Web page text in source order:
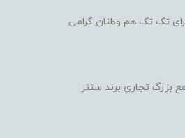
تک تک هم وطنان گرامی
بزرگ تجاری برند سنتر